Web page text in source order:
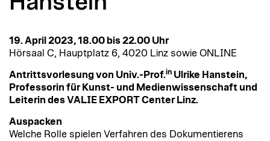
19. April 2023, 18.00 bis 22.00 Uhr
Hörsaal C, Hauptplatz 6, 4020 Linz sowie ONLINE
Antrittsvorlesung von Univ.-Prof.in Ulrike Hanstein,
Professorin für Kunst- und Medienwissenschaft und
Leiterin des VALIE EXPORT Center Linz.
Auspacken
Welche Rolle spielen Verfahren des Dokumentierens